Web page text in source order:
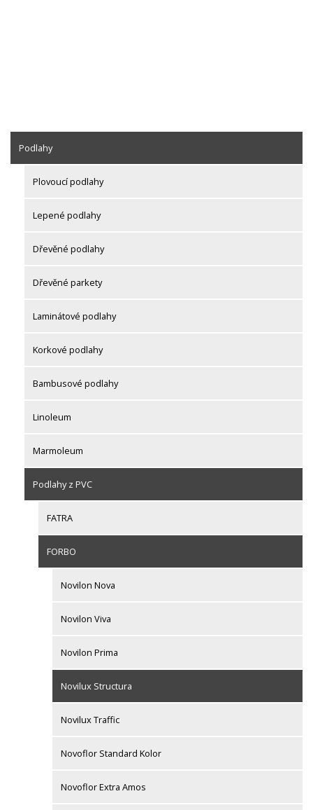
Podlahy
Plovoucí podlahy
Lepené podlahy
Dřevěné podlahy
Dřevěné parkety
Laminátové podlahy
Korkové podlahy
Bambusové podlahy
Linoleum
Marmoleum
Podlahy z PVC
FATRA
FORBO
Novilon Nova
Novilon Viva
Novilon Prima
Novilux Structura
Novilux Traffic
Novoflor Standard Kolor
Novoflor Extra Amos